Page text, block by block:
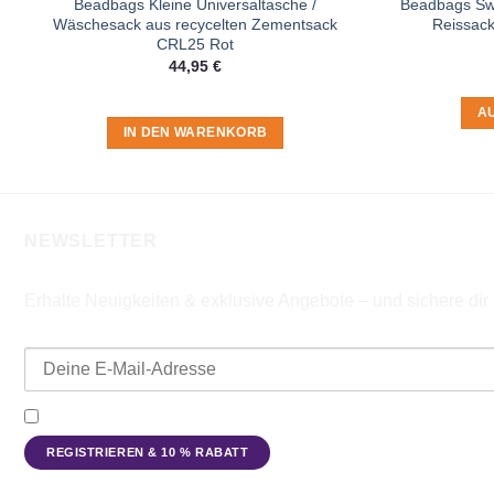
Beadbags Kleine Universaltasche /
Wäschesack aus recycelten Zementsack
CRL25 Rot
44,95 €
IN DEN WARENKORB
Beadbags